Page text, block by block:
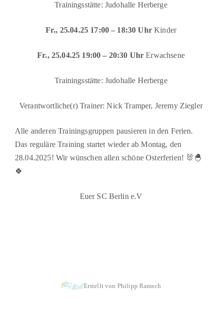
Trainingsstätte: Judohalle Herberge
Fr., 25.04.25 17:00 – 18:30 UhrKinder
Fr., 25.04.25 19:00 – 20:30 Uhr Erwachsene
Trainingsstätte: Judohalle Herberge
Verantwortliche(r) Trainer: Nick Tramper, Jeremy Ziegler
Alle anderen Trainingsgruppen pausieren in den Ferien.
Das reguläre Training startet wieder ab Montag, den
28.04.2025! Wir wünschen allen schöne Osterferien! 🐰🐣
🍀
Euer SC Berlin e.V
Erstellt von Philipp Ramsch